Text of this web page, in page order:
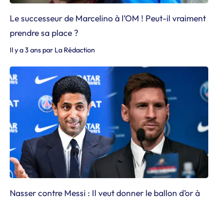
Le successeur de Marcelino à l’OM ! Peut-il vraiment
prendre sa place ?
Il y a 3 ans par La Rédaction
Nasser contre Messi : Il veut donner le ballon d’or à